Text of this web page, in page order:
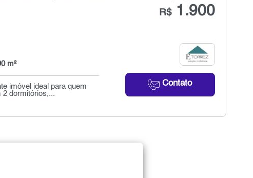
R$1.900
Contato
m²
imóvel ideal para quem
2 dormitórios,...